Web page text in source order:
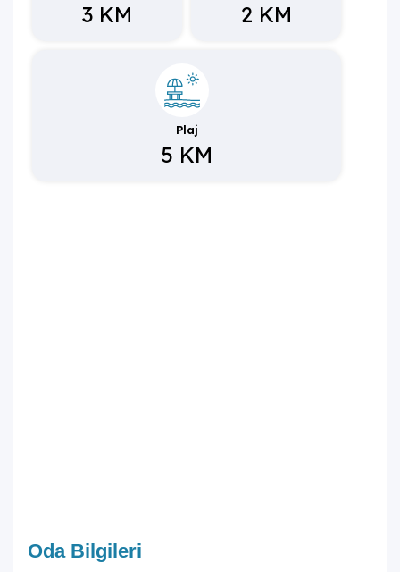
3 KM 2 KM
Plaj
5 KM
Oda Bilgileri